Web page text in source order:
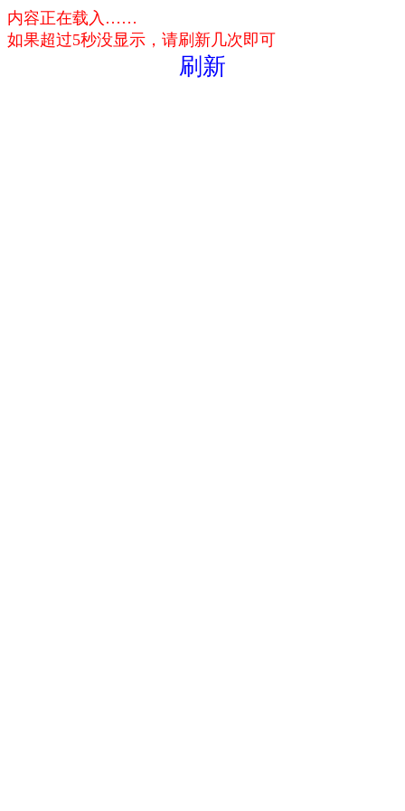
内容正在载入……
如果超过5秒没显示，请刷新几次即可
刷新